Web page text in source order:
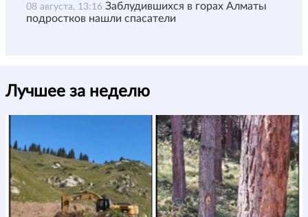
08 августа, 13:16 Заблудившихся в горах Алматы
подростков нашли спасатели
Лучшее за неделю